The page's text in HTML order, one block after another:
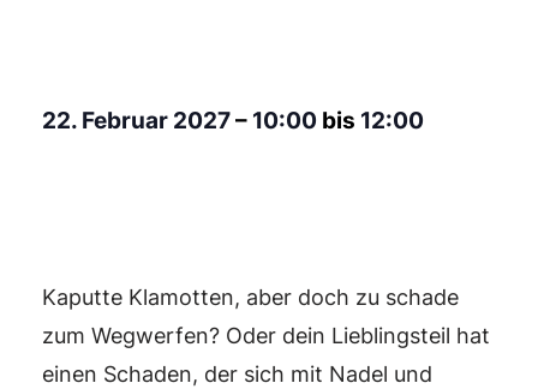
22. Februar 2027– 10:00 bis 12:00
Kaputte Klamotten, aber doch zu schade
zum Wegwerfen? Oder dein Lieblingsteil hat
einen Schaden, der sich mit Nadel und